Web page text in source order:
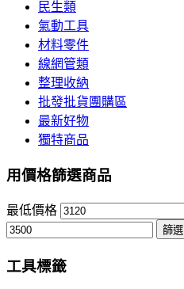
民生類
氣動工具
材料零件
線網管類
整理收納
批發批貨團購區
最新好物
獨特商品
用價格篩選商品
最低價格
篩選
工具標籤